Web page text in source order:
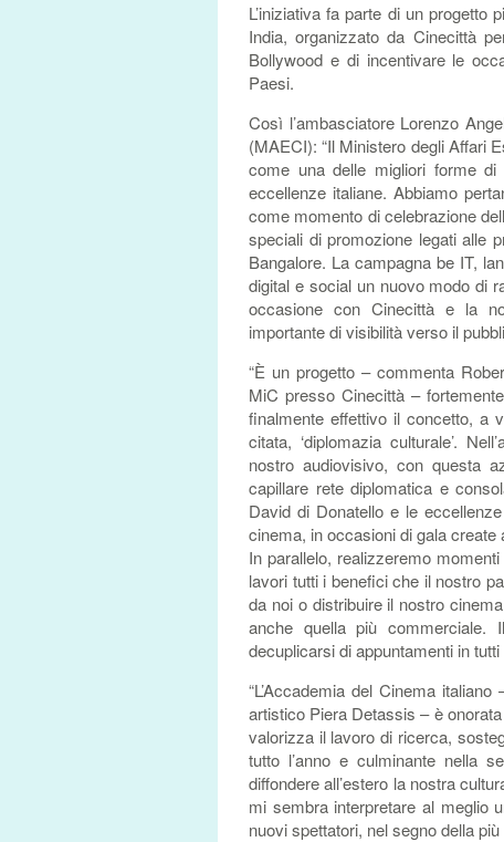
L’iniziativa fa parte di un progetto
India, organizzato da Cinecittà
Bollywood e di incentivare le
Paesi.
Così l’ambasciatore Lorenzo
(MAECI): “Il Ministero degli Affari
come una delle migliori forme
eccellenze italiane. Abbiamo
come momento di celebrazione
speciali di promozione legati alle
Bangalore. La campagna be IT,
digital e social un nuovo modo di
occasione con Cinecittà e la
importante di visibilità verso il
“È un progetto – commenta
MiC presso Cinecittà –
finalmente effettivo il concetto, a
citata, ‘diplomazia culturale’.
nostro audiovisivo, con questa
capillare rete diplomatica e
David di Donatello e le
cinema, in occasioni di gala
In parallelo, realizzeremo
lavori tutti i benefici che il nostro
da noi o distribuire il nostro
anche quella più
decuplicarsi di appuntamenti in
“L’Accademia del Cinema
artistico Piera Detassis – è
valorizza il lavoro di ricerca,
tutto l’anno e culminante nella
diffondere all’estero la nostra
mi sembra interpretare al meglio
nuovi spettatori, nel segno della più